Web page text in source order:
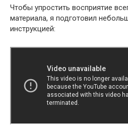
Чтобы упростить восприятие
материала, я подготовил
инструкцией: